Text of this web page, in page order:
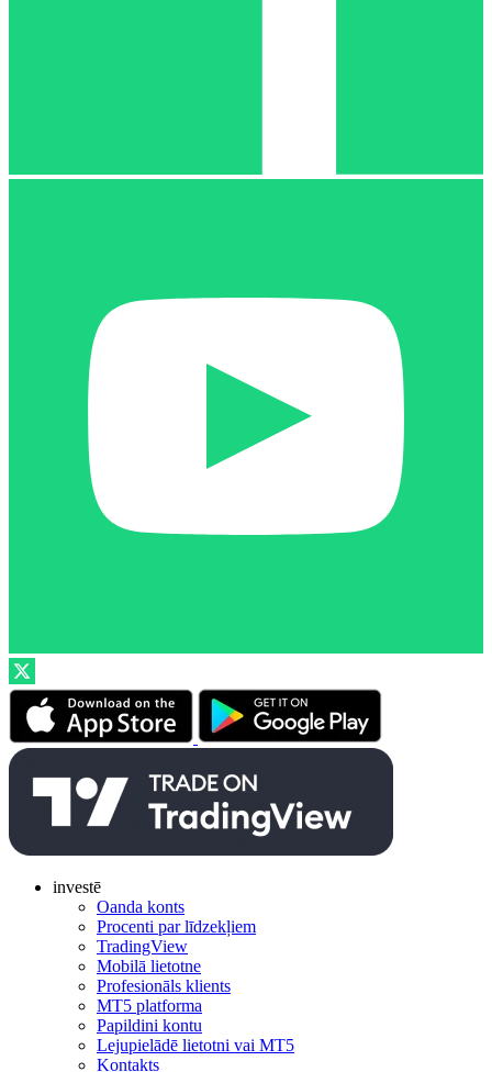
investē
Oanda konts
Procenti par līdzekļiem
TradingView
Mobilā lietotne
Profesionāls klients
MT5 platforma
Papildini kontu
Lejupielādē lietotni vai MT5
Kontakts